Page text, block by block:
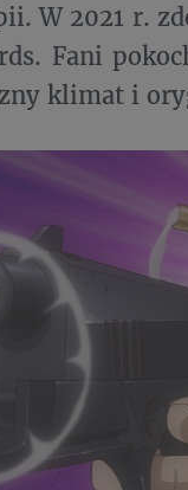
W 2021 r.
Fani
klimat i